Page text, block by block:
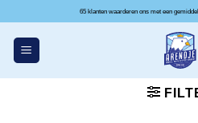
inhoud
65 klanten waarderen